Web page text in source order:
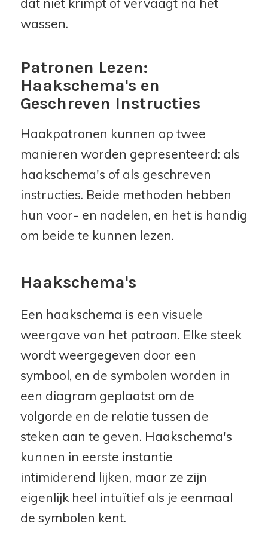
wassen.
Patronen Lezen:
Haakschema's en
Geschreven Instructies
Haakpatronen kunnen op twee
manieren worden gepresenteerd: als
haakschema's of als geschreven
instructies. Beide methoden hebben
hun voor- en nadelen, en het is handig
om beide te kunnen lezen.
Haakschema's
Een haakschema is een visuele
weergave van het patroon. Elke steek
wordt weergegeven door een
symbool, en de symbolen worden in
een diagram geplaatst om de
volgorde en de relatie tussen de
steken aan te geven. Haakschema's
kunnen in eerste instantie
intimiderend lijken, maar ze zijn
eigenlijk heel intuïtief als je eenmaal
de symbolen kent.